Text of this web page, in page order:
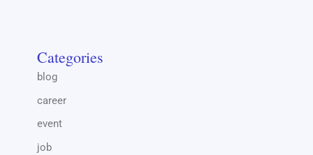
Categories
blog
career
event
job